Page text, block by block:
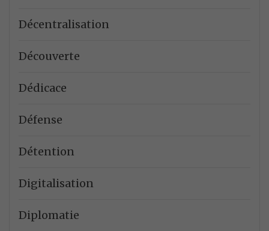
Décentralisation
Découverte
Dédicace
Défense
Détention
Digitalisation
Diplomatie